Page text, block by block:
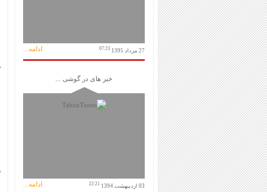
27 مرداد 1395 07:23 ادامه...
خبر های در گوشی ...
03 اردیبهشت 1394 22:21 ادامه...